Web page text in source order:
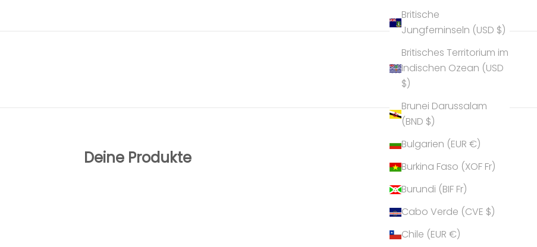
Britische
Jungferninseln (USD $)
Britisches Territorium im
Indischen Ozean (USD
$)
Brunei Darussalam
(BND $)
Bulgarien (EUR €)
Burkina Faso (XOF Fr)
Burundi (BIF Fr)
Cabo Verde (CVE $)
Chile (EUR €)
Deine Produkte